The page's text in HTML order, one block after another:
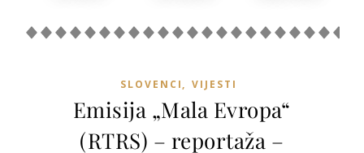
SLOVENCI, VIJESTI
Emisija „Mala Evropa“
(RTRS) – reportaža –